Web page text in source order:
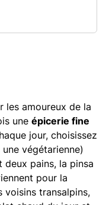
les amoureux de la
une épicerie fine
jour, choisissez
végétarienne)
pains, la pinsa
pour la
voisins transalpins,